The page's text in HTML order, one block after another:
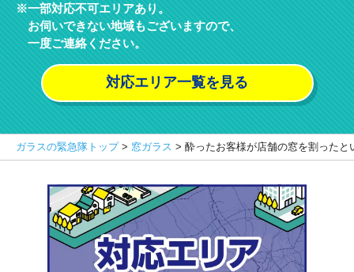
一部対応不可エリアあり。
お伺いできない地域もございますので、
一度ご連絡ください。
対応エリア一覧を見る
ガラスの緊急隊トップ> 窓ガラス > 酔ったお客様が店舗の窓を割ったと